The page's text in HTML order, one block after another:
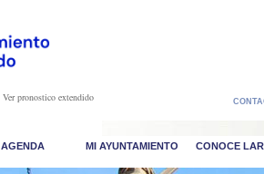
Ver pronostico extendido
AGENDA MI AYUNTAMIENTO CONOCE